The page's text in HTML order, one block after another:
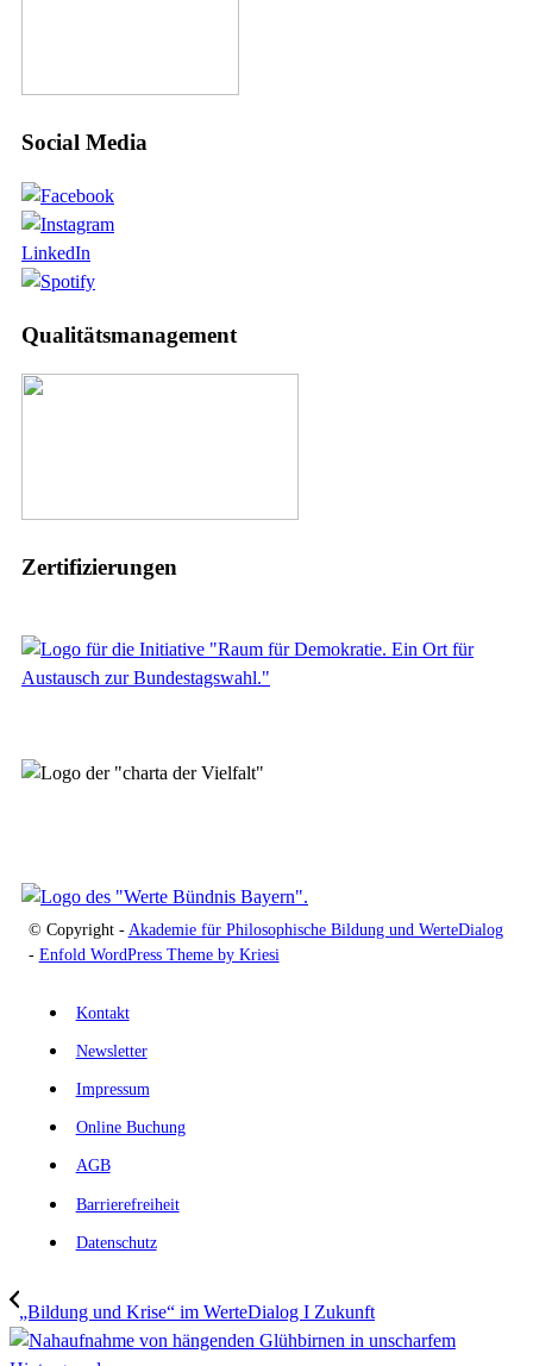
Social Media
LinkedIn
Qualitätsmanagement
Zertifizierungen
© Copyright - Akademie für Philosophische Bildung und WerteDialog
- Enfold WordPress Theme by Kriesi
Kontakt
Newsletter
Impressum
Online Buchung
AGB
Barrierefreiheit
Datenschutz
„Bildung und Krise“ im WerteDialog I Zukunft